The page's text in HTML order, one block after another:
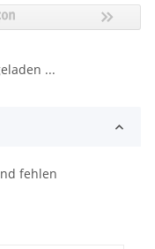
...
fehlen